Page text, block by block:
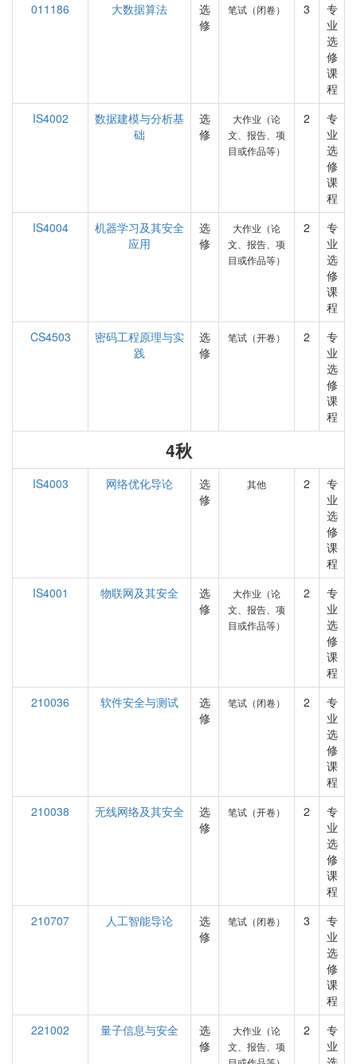
011186
大数据算法
选
修
笔试（闭卷） 3
专
业
选
修
课
程
IS4002
数据建模与分析基
础
选
修
大作业（论
文、报告、项
目或作品等）
2
专
业
选
修
课
程
IS4004
机器学习及其安全
应用
选
修
大作业（论
文、报告、项
目或作品等）
2
专
业
选
修
课
程
CS4503
密码工程原理与实
践
选
修
笔试（开卷） 2
专
业
选
修
课
程
4秋
IS4003 网络优化导论
选
修
其他 2
专
业
选
修
课
程
IS4001
物联网及其安全
选
修
大作业（论
文、报告、项
目或作品等）
2
专
业
选
修
课
程
210036
软件安全与测试
选
修
笔试（闭卷） 2
专
业
选
修
课
程
210038
无线网络及其安全
选
修
笔试（开卷） 2
专
业
选
修
课
程
210707
人工智能导论
选
修
笔试（闭卷） 3
专
业
选
修
课
程
221002
量子信息与安全
选
修
大作业（论
文、报告、项
2
专
业